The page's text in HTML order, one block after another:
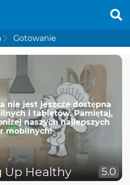
Gotowanie
nie jest jeszcze dostępna
i tabletów. Pamiętaj,
naszych najlepszych
mobilnych!
Up Healthy 5.0